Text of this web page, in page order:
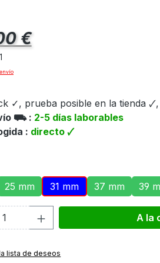
€
1
✓, prueba posible en la tienda
⛟ : 2-5 días laborables
: directo 🗸
25 mm 31 mm 37 mm 39
del producto: A la
lista de deseos